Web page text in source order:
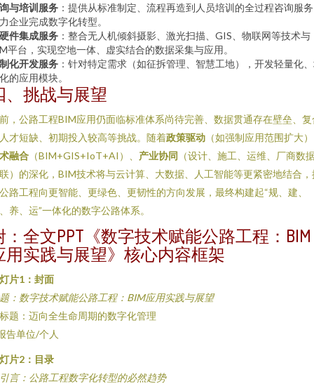
与培训服务 ：提供从标准制定、流程再造到人员培训的全过程咨询服
企业完成数字化转型。
件集成服务 ：整合无人机倾斜摄影、激光扫描、GIS、物联网等技术与
平台，实现空地一体、虚实结合的数据采集与应用。
化开发服务 ：针对特定需求（如征拆管理、智慧工地），开发轻量化
的应用模块。
、挑战与展望
，公路工程BIM应用仍面临标准体系尚待完善、数据贯通存在壁垒、复
才短缺、初期投入较高等挑战。随着政策驱动 （如强制应用范围扩大
融合 （BIM+GIS+IoT+AI）、 产业协同 （设计、施工、运维、厂商数
）的深化，BIM技术将与云计算、大数据、人工智能等更紧密地结合，
路工程向更智能、更绿色、更韧性的方向发展，最终构建起“规、建、
养、运”一体化的数字公路体系。
：全文PPT《数字技术赋能公路工程：BIM
用实践与展望》核心内容框架
片1：封面
：数字技术赋能公路工程：BIM应用实践与展望
题：迈向全生命周期的数字化管理
告单位/个人
片2：目录
言：公路工程数字化转型的必然趋势